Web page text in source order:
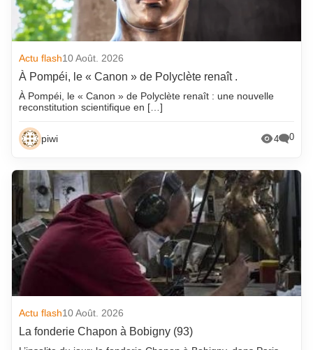
Actu flash10 Août. 2026
À Pompéi, le « Canon » de Polyclète renaît .
À Pompéi, le « Canon » de Polyclète renaît : une nouvelle
reconstitution scientifique en […]
piwi 4 0
Actu flash10 Août. 2026
La fonderie Chapon à Bobigny (93)